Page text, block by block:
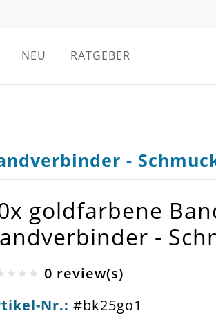
NEU RATGEBER
-
goldfarbene
-
0 review(s)
Nr.: #bk25go1